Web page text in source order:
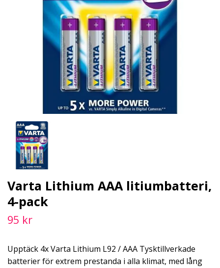
Varta Lithium AAA litiumbatteri,
4-pack
95 kr
Upptäck 4x Varta Lithium L92 / AAA Tysktillverkade
batterier för extrem prestanda i alla klimat, med lång